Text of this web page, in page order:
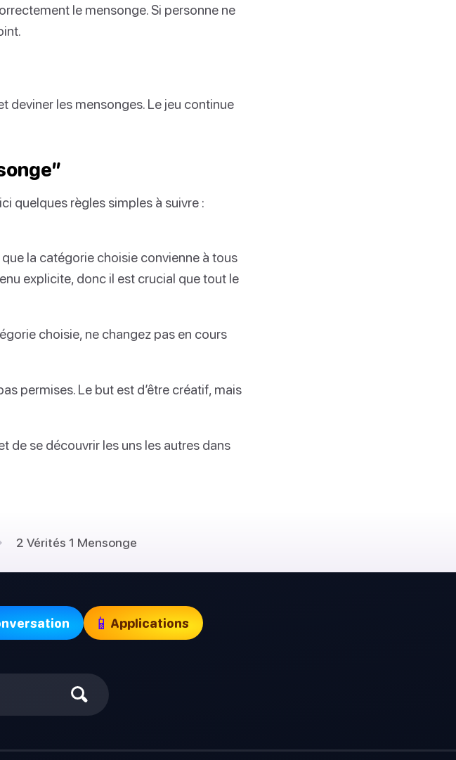
le mensonge. Si personne ne
deviner les mensonges. Le jeu continue
quelques règles simples à suivre :
la catégorie choisie convienne à tous
explicite, donc il est crucial que tout le
choisie, ne changez pas en cours
permises. Le but est d’être créatif, mais
de se découvrir les uns les autres dans
2 Vérités 1 Mensonge
📱 Applications